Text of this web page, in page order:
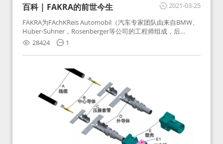
2021-03-25
百科 | FAKRA的前世今生
FAKRA为FAchKReis Automobil（汽车专家团队由来自BMW、
Huber-Suhner，Rosenberger等公司的工程师组成，后
Huber-Suhner相关连接器业务及技术在2010年并入
Rosenberger）缩写。起初为BMW需求用于车载收音机天线连
接，如今FAKRA已成为汽车行业通用标准的射频连接器，被业
28424 1